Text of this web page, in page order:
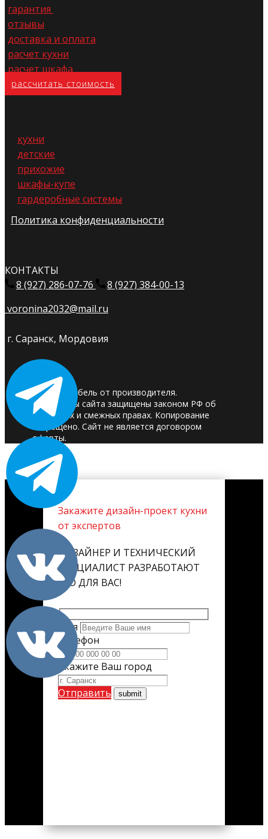
гарантия
отзывы
доставка и оплата
расчет кухни
расчет шкафа
расс​читать стоимость
кухни
детские
прихожие
шкафы-купе
гардеробные системы
Политика конфиденциальности
КОНТАКТЫ
8 (927) 286-07-76
8 (927) 384-00-13
voronina2032@mail.ru
г. Саранск, Мордовия
© 2025. Мебель от производителя.
Материалы сайта защищены законом РФ об
авторских и смежных правах. Копирование
запрещено. Сайт не является договором
оферты.
Закажите дизайн-проект кухни
от экспертов
ДИЗАЙНЕР И ТЕХНИЧЕСКИЙ
СПЕЦИАЛИСТ РАЗРАБОТАЮТ
ЕГО ДЛЯ ВАС!
Имя
Телефон
Укажите Ваш город
Отправить